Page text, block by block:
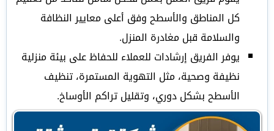
كل المناطق والأسطح وفق أعلى معايير النظافة
والسلامة قبل مغادرة المنزل.
يوفر الفريق إرشادات للعملاء للحفاظ على بيئة منزلية
نظيفة وصحية، مثل التهوية المستمرة، تنظيف
الأسطح بشكل دوري، وتقليل تراكم الأوساخ.